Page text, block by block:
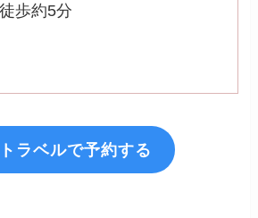
歩約5分
ラベルで予約する